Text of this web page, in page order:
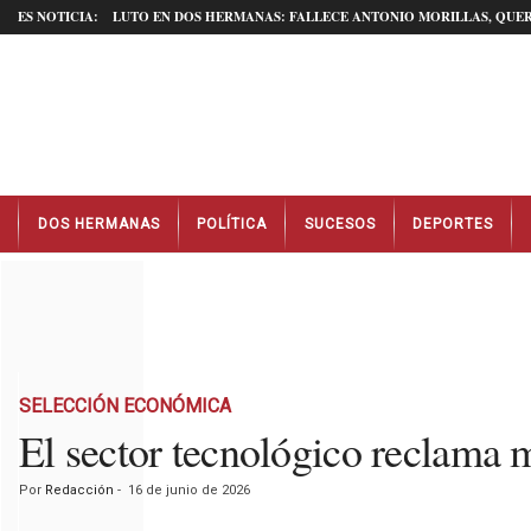
ES NOTICIA: LUTO EN DOS HERMANAS: FALLECE ANTONIO MORILLAS,
t
DOS HERMANAS POLÍTICA SUCESOS DEPORTES
SELECCIÓN ECONÓMICA
El sector tecnológico reclama
Por Redacción - 16 de junio de 2026